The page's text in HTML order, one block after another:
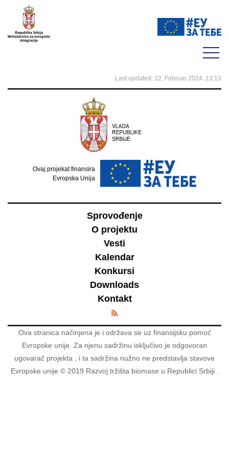
Last updated: 12. Februar 2024. 13:13
Ovaj projekat finansira
Evropska Unija
Sprovođenje
O projektu
Vesti
Kalendar
Konkursi
Downloads
Kontakt
Ova stranica načinjena je i održava se uz finansijsku pomoć
Evropske unije. Za njenu sadržinu isključivo je odgovoran
ugovarač projekta , i ta sadržina nužno ne predstavlja stavove
Evropske unije © 2019 Razvoj tržišta biomase u Republici Srbiji .